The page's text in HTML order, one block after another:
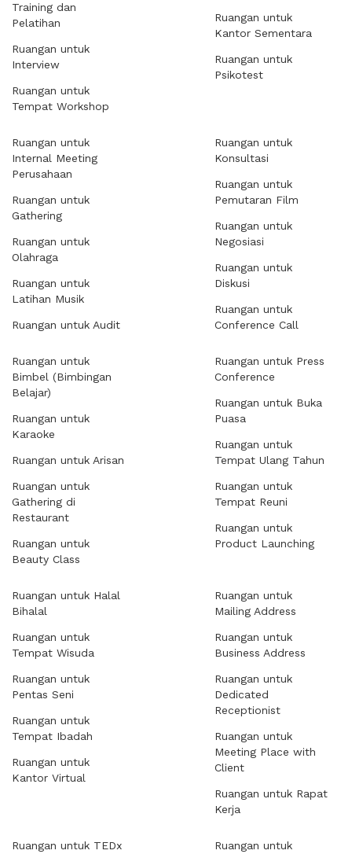
Training dan
Pelatihan
Ruangan untuk
Interview
Ruangan untuk
Tempat Workshop
Ruangan untuk
Kantor Sementara
Ruangan untuk
Psikotest
Ruangan untuk
Internal Meeting
Perusahaan
Ruangan untuk
Gathering
Ruangan untuk
Olahraga
Ruangan untuk
Latihan Musik
Ruangan untuk Audit
Ruangan untuk
Konsultasi
Ruangan untuk
Pemutaran Film
Ruangan untuk
Negosiasi
Ruangan untuk
Diskusi
Ruangan untuk
Conference Call
Ruangan untuk
Bimbel (Bimbingan
Belajar)
Ruangan untuk
Karaoke
Ruangan untuk Arisan
Ruangan untuk
Gathering di
Restaurant
Ruangan untuk
Beauty Class
Ruangan untuk Press
Conference
Ruangan untuk Buka
Puasa
Ruangan untuk
Tempat Ulang Tahun
Ruangan untuk
Tempat Reuni
Ruangan untuk
Product Launching
Ruangan untuk Halal
Bihalal
Ruangan untuk
Tempat Wisuda
Ruangan untuk
Pentas Seni
Ruangan untuk
Tempat Ibadah
Ruangan untuk
Kantor Virtual
Ruangan untuk
Mailing Address
Ruangan untuk
Business Address
Ruangan untuk
Dedicated
Receptionist
Ruangan untuk
Meeting Place with
Client
Ruangan untuk Rapat
Kerja
Ruangan untuk TEDx
Ruangan untuk